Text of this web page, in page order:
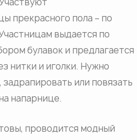
прекрасного пола – по
выдается по
булавок и предлагается
нитки и иголки. Нужно
или повязать
напарнице.
проводится модный